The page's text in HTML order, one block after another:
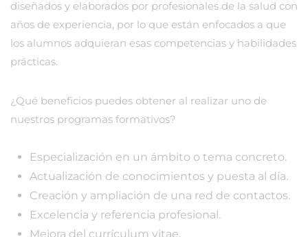
diseñados y elaborados por profesionales de la salud con
años de experiencia, por lo que están enfocados a que
los alumnos adquieran esas competencias y habilidades
prácticas.
¿Qué beneficios puedes obtener al realizar uno de
nuestros programas formativos?
Especialización en un ámbito o tema concreto.
Actualización de conocimientos y puesta al día.
Creación y ampliación de una red de contactos.
Excelencia y referencia profesional.
Mejora del currículum vitae.